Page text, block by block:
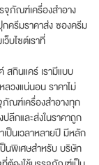
ภัณฑ์เครื่องสำอาง
กครีมราคาส่ง ซองครีม
บไซต์เราที่
กินแคร์ เรามีแบบ
ลวงแน่นอน ราคาไม่
ภัณฑ์เครื่องสำอางทุก
ลีกและส่งในราคาถูก
เป็นเวลาหลายปี มีหลัก
ป็นพิเศษสำหรับ บริษัท